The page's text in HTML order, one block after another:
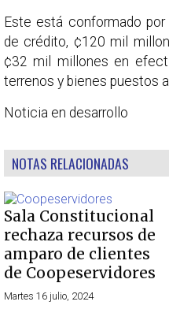
Este está conformado
de crédito, ¢120 mil
¢32 mil millones en
terrenos y bienes puestos
Noticia en desarrollo
NOTAS RELACIONADAS
Sala Constitucional
rechaza recursos de
amparo de clientes
de Coopeservidores
Martes 16 julio, 2024